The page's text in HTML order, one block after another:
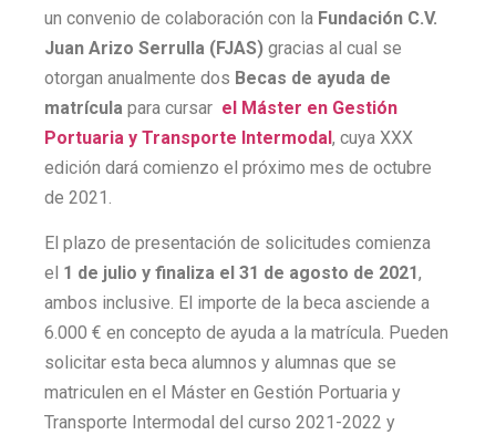
un convenio de colaboración con la Fundación C.V.
Juan Arizo Serrulla (FJAS) gracias al cual se
otorgan anualmente dos Becas de ayuda de
matrícula para cursar el Máster en Gestión
Portuaria y Transporte Intermodal, cuya XXX
edición dará comienzo el próximo mes de octubre
de 2021.
El plazo de presentación de solicitudes comienza
el 1 de julio y finaliza el 31 de agosto de 2021,
ambos inclusive. El importe de la beca asciende a
6.000 € en concepto de ayuda a la matrícula. Pueden
solicitar esta beca alumnos y alumnas que se
matriculen en el Máster en Gestión Portuaria y
Transporte Intermodal del curso 2021-2022 y